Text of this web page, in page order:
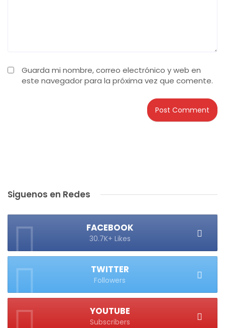
Guarda mi nombre, correo electrónico y web en
este navegador para la próxima vez que comente.
Siguenos en Redes
FACEBOOK
30.7K+ Likes
TWITTER
Followers
YOUTUBE
Subscribers